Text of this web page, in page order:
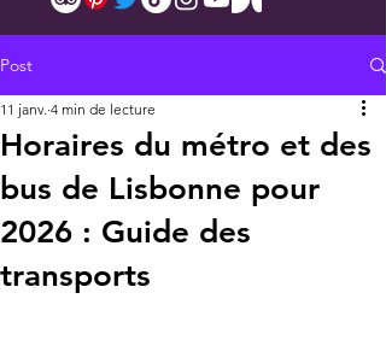
Post
Horaires du métro et des
bus de Lisbonne pour
2026 : Guide des
transports
11 janv. 4 min de lecture